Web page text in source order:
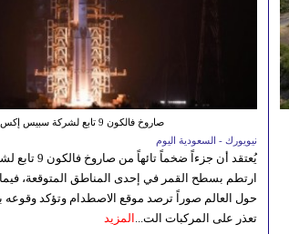
صاروخ فالكون 9 تابع لشركة سبيس إكس
نيويورك - السعودية اليوم
يُعتقد أن جزءاً ضخماً
ارتطم بسطح القمر في إحدى المناطق المتوقعة، فيما
حول العالم صوراً ترصد موقع الاصطدام وتؤكد
تعذر على المركبات الت... المزيد